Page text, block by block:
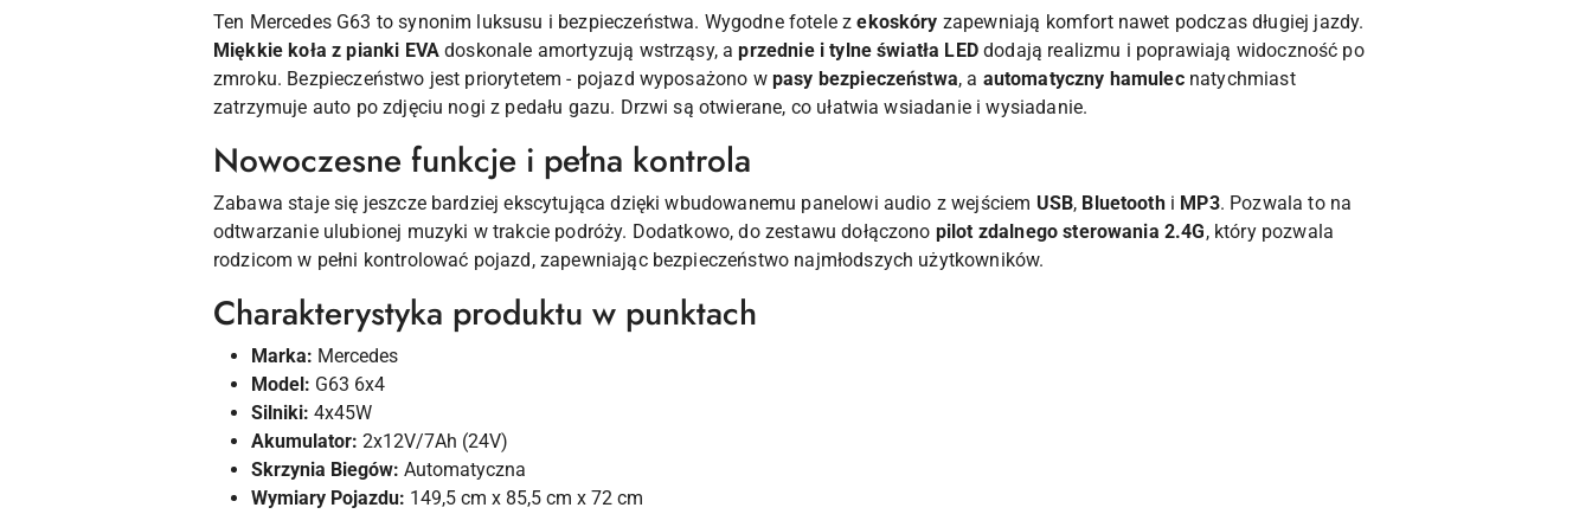
Ten Mercedes G63 to synonim luksusu i bezpieczeństwa. Wygodne fotele zekoskóry zapewniają komfort nawet podczas długiej jazdy.
Miękkie koła z pianki EVA doskonale amortyzują wstrząsy, aprzednie i tylne światła LEDdodają realizmu i poprawiają widoczność po
zmroku. Bezpieczeństwo jest priorytetem - pojazd wyposażono w pasy bezpieczeństwa, a automatyczny hamulecnatychmiast
zatrzymuje auto po zdjęciu nogi z pedału gazu. Drzwi są otwierane, co ułatwia wsiadanie i wysiadanie.
Nowoczesne funkcje i pełna kontrola
Zabawa staje się jeszcze bardziej ekscytująca dzięki wbudowanemu panelowi audio z wejściem USB, Bluetoothi MP3. Pozwala to na
odtwarzanie ulubionej muzyki w trakcie podróży. Dodatkowo, do zestawu dołączono pilot zdalnego sterowania 2.4G, który pozwala
rodzicom w pełni kontrolować pojazd, zapewniając bezpieczeństwo najmłodszych użytkowników.
Charakterystyka produktu w punktach
Marka: Mercedes
Model: G63 6x4
Silniki: 4x45W
Akumulator: 2x12V/7Ah (24V)
Skrzynia Biegów: Automatyczna
Wymiary Pojazdu: 149,5 cm x 85,5 cm x 72 cm